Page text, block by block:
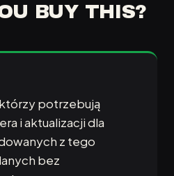
BUY THIS?
potrzebują
i aktualizacji dla
z tego
bez